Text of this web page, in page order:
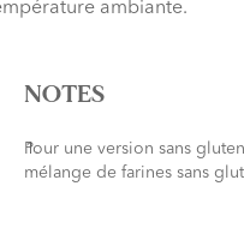
ambiante.
NOTES
Pour une version sans
mélange de farines sans